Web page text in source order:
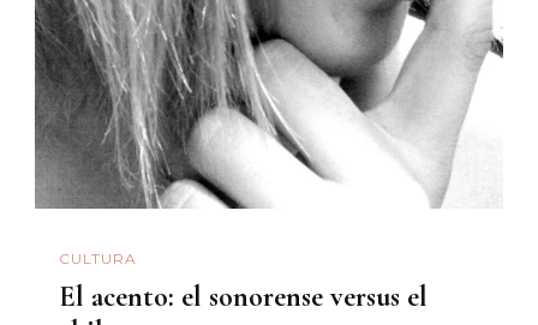
CULTURA
El acento: el sonorense versus el